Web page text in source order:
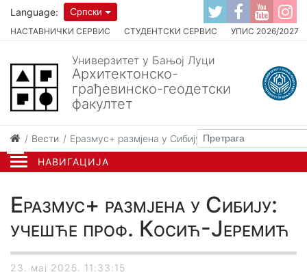
НАВИГАЦИЈА
НАСТАВНИЧКИ СЕРВИС СТУДЕНТСКИ СЕРВИС УПИС 2026/2027
Language: Српски
Универзитет у Бањој Луци
Архитектонско-
грађевинско-геодетски
факултет
Вести Еразмус+ размјена у Сибију: учешће проф.
Еразмус+ размјена у Сибију:
учешће проф. Косић-Јеремић
23. мај 2025. 11:33:15